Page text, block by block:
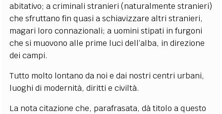
abitativo; a criminali stranieri (naturalmente stranieri)
che sfruttano fin quasi a schiavizzare altri stranieri,
magari loro connazionali; a uomini stipati in furgoni
che si muovono alle prime luci dell’alba, in direzione
dei campi.
Tutto molto lontano da noi e dai nostri centri urbani,
luoghi di modernità, diritti e civiltà.
La nota citazione che, parafrasata, dà titolo a questo